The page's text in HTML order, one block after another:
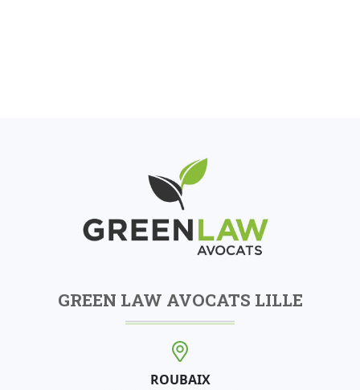
GREEN LAW AVOCATS LILLE
ROUBAIX